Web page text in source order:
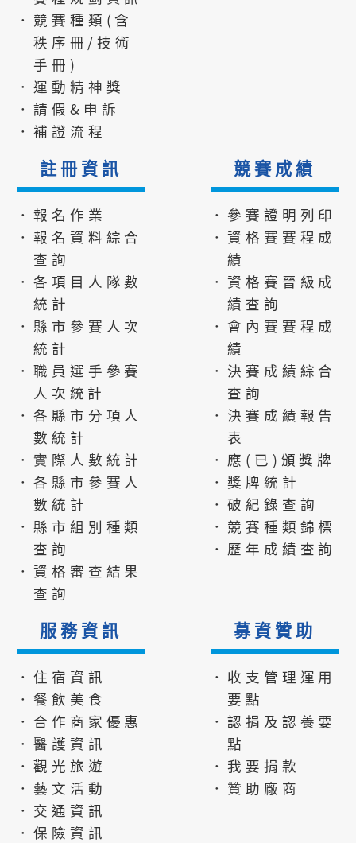
．競賽種類(含
秩序冊/技術
手冊)
．運動精神獎
．請假&申訴
．補證流程
註冊資訊
．報名作業
．報名資料綜合
查詢
．各項目人隊數
統計
．縣市參賽人次
統計
．職員選手參賽
人次統計
．各縣市分項人
數統計
．實際人數統計
．各縣市參賽人
數統計
．縣市組別種類
查詢
．資格審查結果
查詢
競賽成績
．參賽證明列印
．資格賽賽程成
績
．資格賽晉級成
績查詢
．會內賽賽程成
績
．決賽成績綜合
查詢
．決賽成績報告
表
．應(已)頒獎牌
．獎牌統計
．破紀錄查詢
．競賽種類錦標
．歷年成績查詢
服務資訊
．住宿資訊
．餐飲美食
．合作商家優惠
．醫護資訊
．觀光旅遊
．藝文活動
．交通資訊
．保險資訊
募資贊助
．收支管理運用
要點
．認捐及認養要
點
．我要捐款
．贊助廠商